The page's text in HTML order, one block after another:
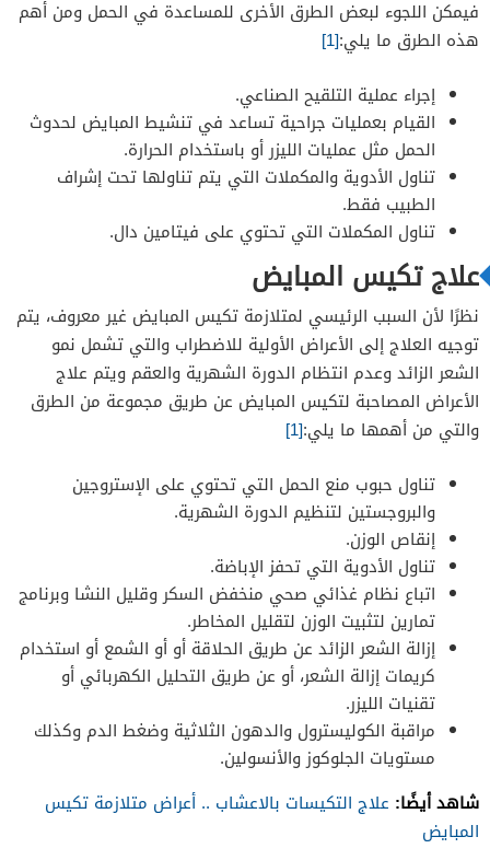
فيمكن اللجوء لبعض الطرق الأخرى للمساعدة في الحمل ومن أهم
هذه الطرق ما يلي:[1]
إجراء عملية التلقيح الصناعي.
القيام بعمليات جراحية تساعد في تنشيط المبايض لحدوث
الحمل مثل عمليات الليزر أو باستخدام الحرارة.
تناول الأدوية والمكملات التي يتم تناولها تحت إشراف
الطبيب فقط.
تناول المكملات التي تحتوي على فيتامين دال.
علاج تكيس المبايض
نظرًا لأن السبب الرئيسي لمتلازمة تكيس المبايض غير معروف، يتم
توجيه العلاج إلى الأعراض الأولية للاضطراب والتي تشمل نمو
الشعر الزائد وعدم انتظام الدورة الشهرية والعقم ويتم علاج
الأعراض المصاحبة لتكيس المبايض عن طريق مجموعة من الطرق
والتي من أهمها ما يلي:[1]
تناول حبوب منع الحمل التي تحتوي على الإستروجين
والبروجستين لتنظيم الدورة الشهرية.
إنقاص الوزن.
تناول الأدوية التي تحفز الإباضة.
اتباع نظام غذائي صحي منخفض السكر وقليل النشا وبرنامج
تمارين لتثبيت الوزن لتقليل المخاطر.
إزالة الشعر الزائد عن طريق الحلاقة أو أو الشمع أو استخدام
كريمات إزالة الشعر، أو عن طريق التحليل الكهربائي أو
تقنيات الليزر.
مراقبة الكوليسترول والدهون الثلاثية وضغط الدم وكذلك
مستويات الجلوكوز والأنسولين.
شاهد أيضًا: علاج التكيسات بالاعشاب .. أعراض متلازمة تكيس
المبايض